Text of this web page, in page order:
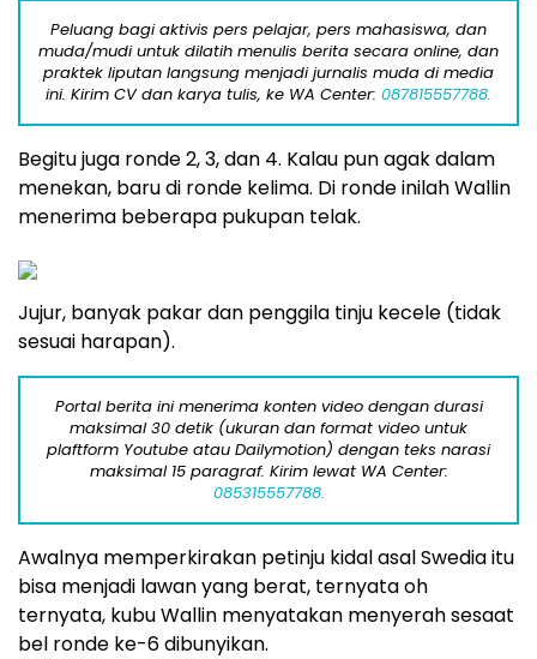
Peluang bagi aktivis pers pelajar, pers mahasiswa, dan
muda/mudi untuk dilatih menulis berita secara online, dan
praktek liputan langsung menjadi jurnalis muda di media
ini. Kirim CV dan karya tulis, ke WA Center: 087815557788.
Begitu juga ronde 2, 3, dan 4. Kalau pun agak dalam
menekan, baru di ronde kelima. Di ronde inilah Wallin
menerima beberapa pukupan telak.
Jujur, banyak pakar dan penggila tinju kecele (tidak
sesuai harapan).
Portal berita ini menerima konten video dengan durasi
maksimal 30 detik (ukuran dan format video untuk
plaftform Youtube atau Dailymotion) dengan teks narasi
maksimal 15 paragraf. Kirim lewat WA Center:
085315557788.
Awalnya memperkirakan petinju kidal asal Swedia itu
bisa menjadi lawan yang berat, ternyata oh
ternyata, kubu Wallin menyatakan menyerah sesaat
bel ronde ke-6 dibunyikan.